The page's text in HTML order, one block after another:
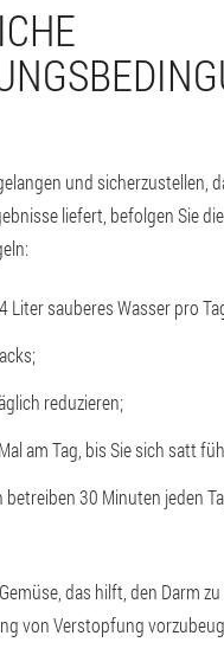
und sicherzustellen,
liefert, befolgen Sie
:
Liter sauberes Wasser pro
reduzieren;
am Tag, bis Sie sich satt
betreiben30 Minuten jeden
das hilft, den Darm
von Verstopfung